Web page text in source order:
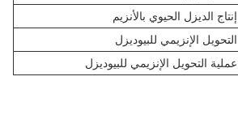
إنتاج الديزل الحيوي بالأنزيم
التحويل الإنزيمي للبيوديزل
عملية التحويل الإنزيمي للبيوديزل